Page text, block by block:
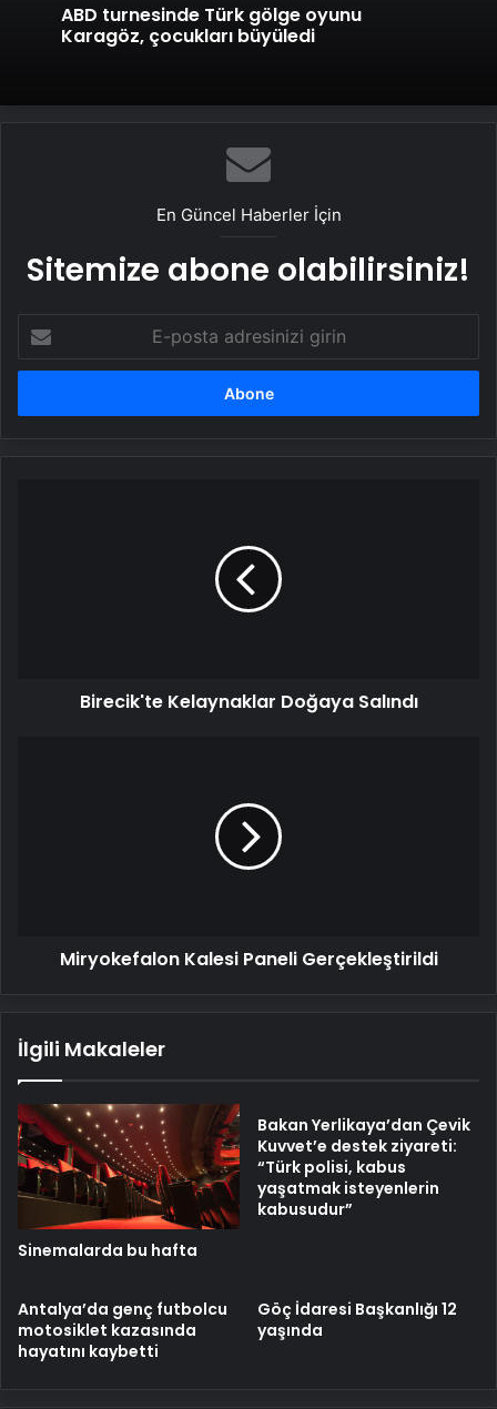
ABD turnesinde Türk gölge oyunu
Karagöz, çocukları büyüledi
En Güncel Haberler İçin
Sitemize abone olabilirsiniz!
posta
adresinizi
Birecik'te Kelaynaklar Doğaya Salındı
Miryokefalon Kalesi Paneli Gerçekleştirildi
İlgili Makaleler
Sinemalarda bu hafta
Bakan Yerlikaya’dan Çevik
Kuvvet’e destek ziyareti:
“Türk polisi, kabus
yaşatmak isteyenlerin
kabusudur”
Antalya’da genç futbolcu
motosiklet kazasında
hayatını kaybetti
Göç İdaresi Başkanlığı 12
yaşında